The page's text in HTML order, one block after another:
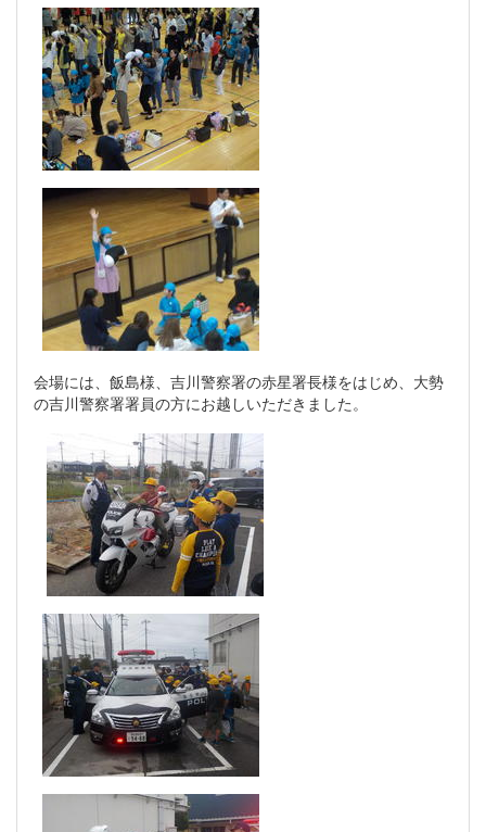
会場には、飯島様、吉川警察署の赤星署長様をはじめ、大勢
の吉川警察署署員の方にお越しいただきました。